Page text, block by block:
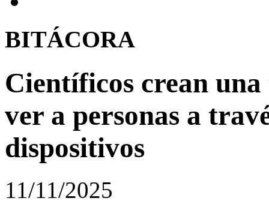
BITÁCORA
Científicos crean
ver a personas a
dispositivos
11/11/2025